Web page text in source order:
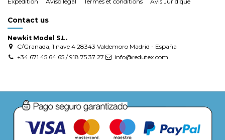
Contact us
Newkit Model S.L.
C/Granada, 1 nave 4 28343 Valdemoro Madrid - España
+34 671 45 64 65 / 918 75 37 27
info@redutex.com